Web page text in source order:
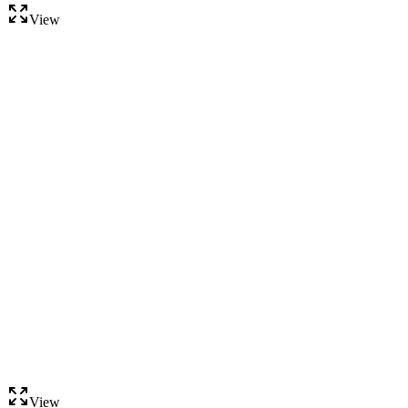
View
View